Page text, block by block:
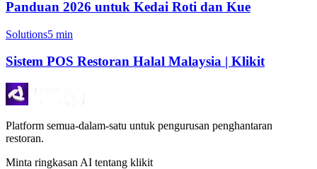
Panduan 2026 untuk Kedai Roti dan Kue
Solutions5 min
Sistem POS Restoran Halal Malaysia | Klikit
Platform semua-dalam-satu untuk pengurusan penghantaran
restoran.
Minta ringkasan AI tentang klikit